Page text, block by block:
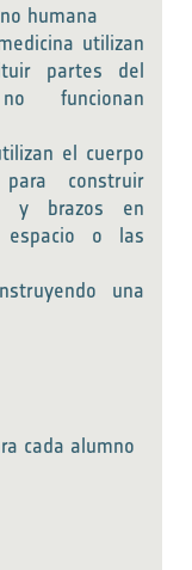
humana
utilizan
partes del
funcionan
el cuerpo
construir
y brazos en
o las
una
cada alumno